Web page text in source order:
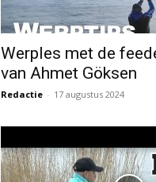
Werples met de
van Ahmet Göksen
Redactie - 17 augustus 2024